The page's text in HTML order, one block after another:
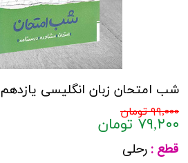
شب امتحان زبان انگلیسی
۹۹,۰۰۰ تومان
۷۹,۲۰۰ تومان
قطع : رحلی